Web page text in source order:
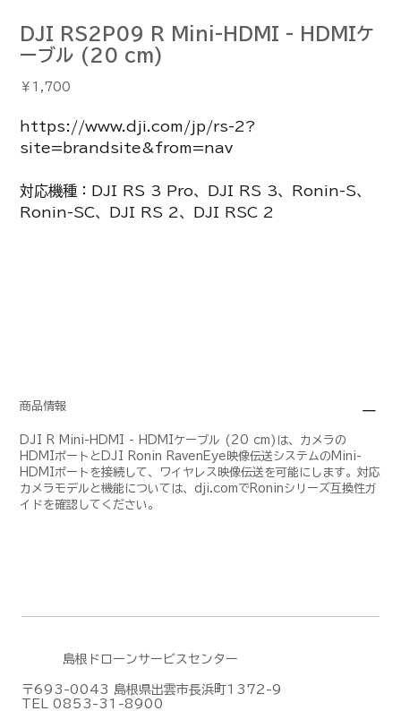
DJI RS2P09 R Mini-HDMI - HDMIケ
ーブル (20 cm)
価
格
￥1,700
https://www.dji.com/jp/rs-2?
site=brandsite&from=nav
対応機種：DJI RS 3 Pro、DJI RS 3、Ronin-S、
Ronin-SC、DJI RS 2、DJI RSC 2
商品情報
DJI R Mini-HDMI - HDMIケーブル (20 cm)は、カメラの
HDMIポートとDJI Ronin RavenEye映像伝送システムのMini-
HDMIポートを接続して、ワイヤレス映像伝送を可能にします。対応
カメラモデルと機能については、dji.comでRoninシリーズ互換性ガ
イドを確認してください。
島根ドローンサービスセンター
〒693-0043 島根県出雲市長浜町1372-9
TEL 0853-31-8900